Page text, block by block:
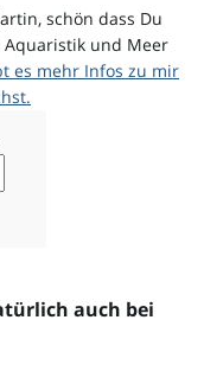
schön dass Du
und Meer
es mehr Infos zu mir
auch bei